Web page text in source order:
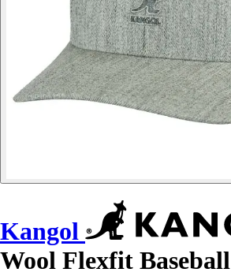
Kangol
Wool Flexfit Baseball